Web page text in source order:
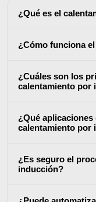
Soldadura de
Ajuste por
¿Qué es el
¿Cómo funciona
¿Cuáles son los
calentamiento por
¿Qué
calentamiento por
¿Es seguro el
inducción?